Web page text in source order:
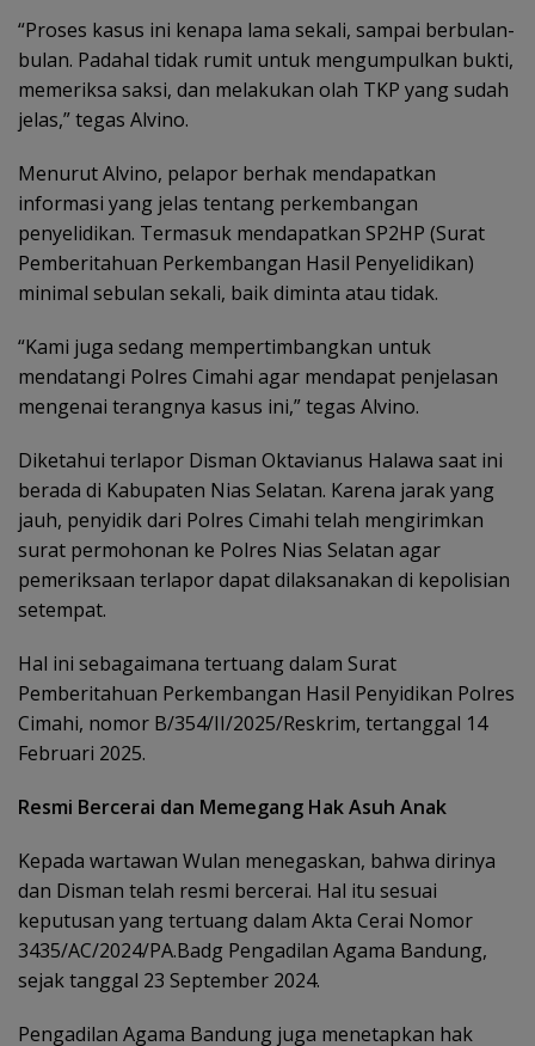
“Proses kasus ini kenapa lama sekali, sampai berbulan-
bulan. Padahal tidak rumit untuk mengumpulkan bukti,
memeriksa saksi, dan melakukan olah TKP yang sudah
jelas,” tegas Alvino.
Menurut Alvino, pelapor berhak mendapatkan
informasi yang jelas tentang perkembangan
penyelidikan. Termasuk mendapatkan SP2HP (Surat
Pemberitahuan Perkembangan Hasil Penyelidikan)
minimal sebulan sekali, baik diminta atau tidak.
“Kami juga sedang mempertimbangkan untuk
mendatangi Polres Cimahi agar mendapat penjelasan
mengenai terangnya kasus ini,” tegas Alvino.
Diketahui terlapor Disman Oktavianus Halawa saat ini
berada di Kabupaten Nias Selatan. Karena jarak yang
jauh, penyidik dari Polres Cimahi telah mengirimkan
surat permohonan ke Polres Nias Selatan agar
pemeriksaan terlapor dapat dilaksanakan di kepolisian
setempat.
Hal ini sebagaimana tertuang dalam Surat
Pemberitahuan Perkembangan Hasil Penyidikan Polres
Cimahi, nomor B/354/II/2025/Reskrim, tertanggal 14
Februari 2025.
Resmi Bercerai dan Memegang Hak Asuh Anak
Kepada wartawan Wulan menegaskan, bahwa dirinya
dan Disman telah resmi bercerai. Hal itu sesuai
keputusan yang tertuang dalam Akta Cerai Nomor
3435/AC/2024/PA.Badg Pengadilan Agama Bandung,
sejak tanggal 23 September 2024.
Pengadilan Agama Bandung juga menetapkan hak